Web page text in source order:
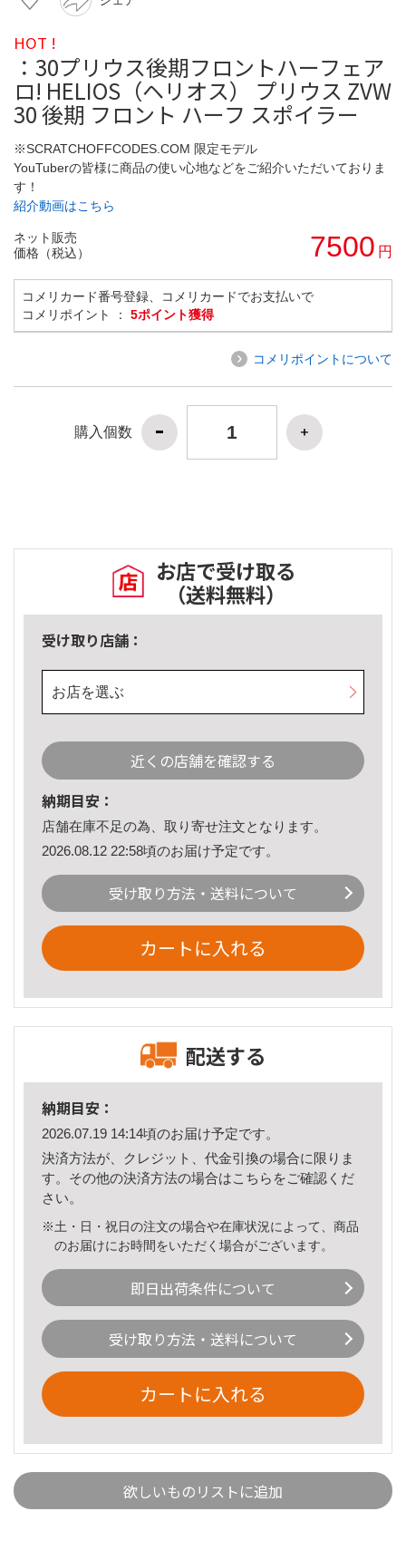
HOT !
：30プリウス後期フロントハーフェア
ロ! HELIOS（ヘリオス） プリウス ZVW
30 後期 フロント ハーフ スポイラー
※SCRATCHOFFCODES.COM 限定モデル
YouTuberの皆様に商品の使い心地などをご紹介いただいておりま
す！
紹介動画はこちら
ネット販売
価格（税込）
7500 円
コメリカード番号登録、コメリカードでお支払いで
コメリポイント ： 5ポイント獲得
コメリポイントについて
購入個数
お店で受け取る
（送料無料）
受け取り店舗：
お店を選ぶ
近くの店舗を確認する
納期目安：
店舗在庫不足の為、取り寄せ注文となります。
2026.08.12 22:58頃のお届け予定です。
受け取り方法・送料について
カートに入れる
配送する
納期目安：
2026.07.19 14:14頃のお届け予定です。
決済方法が、クレジット、代金引換の場合に限りま
す。その他の決済方法の場合はこちら をご確認くだ
さい。
※土・日・祝日の注文の場合や在庫状況によって、商品
のお届けにお時間をいただく場合がございます。
即日出荷条件について
受け取り方法・送料について
カートに入れる
欲しいものリストに追加